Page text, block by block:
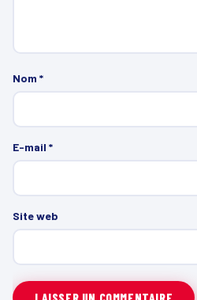
Nom *
E-mail *
Site web